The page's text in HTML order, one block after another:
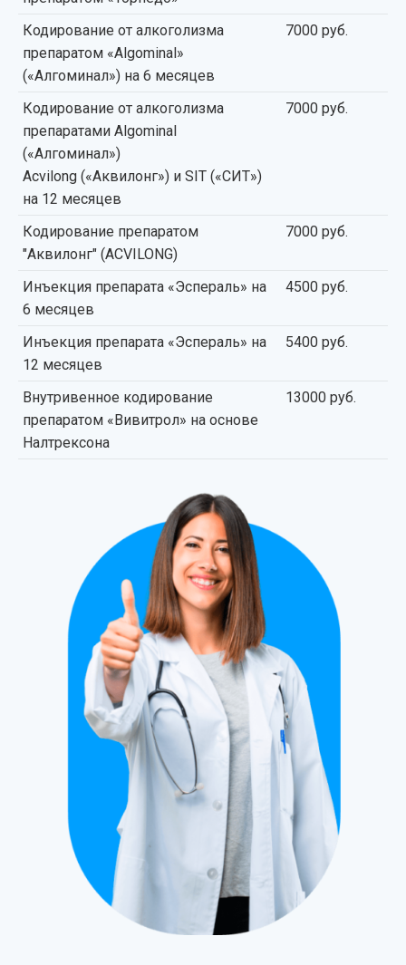
Кодирование от алкоголизма
препаратом «Algominal»
(«Алгоминал») на 6 месяцев
7000 руб.
Кодирование от алкоголизма
препаратами Algominal
(«Алгоминал»)
Acvilong («Аквилонг») и SIT («СИТ»)
на 12 месяцев
7000 руб.
Кодирование препаратом
"Аквилонг" (ACVILONG)
7000 руб.
Инъекция препарата «Эспераль» на
6 месяцев
4500 руб.
Инъекция препарата «Эспераль» на
12 месяцев
5400 руб.
Внутривенное кодирование
препаратом «Вивитрол» на основе
Налтрексона
13000 руб.